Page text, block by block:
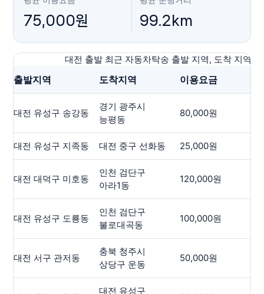
75,000원 99.2km
대전 출발 최근 자동차탁송 출발 지역, 도착 지역,
출발지역 도착지역 이용요금
대전 유성구 송강동
경기 광주시
능평동
80,000원
대전 유성구 지족동 대전 중구 선화동 25,000원
대전 대덕구 미호동
인천 검단구
아라1동
120,000원
대전 유성구 도룡동
인천 검단구
불로대곡동
100,000원
대전 서구 관저동
충북 청주시
상당구 운동
50,000원
대전 유성구